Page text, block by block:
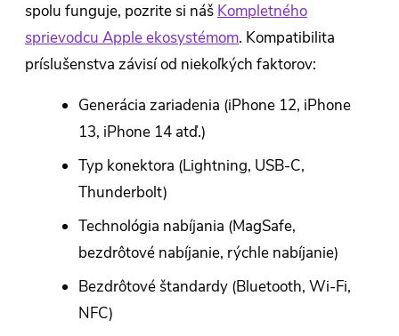
spolu funguje, pozrite si náš Kompletného
sprievodcu Apple ekosystémom. Kompatibilita
príslušenstva závisí od niekoľkých faktorov:
Generácia zariadenia (iPhone 12, iPhone
13, iPhone 14 atď.)
Typ konektora (Lightning, USB-C,
Thunderbolt)
Technológia nabíjania (MagSafe,
bezdrôtové nabíjanie, rýchle nabíjanie)
Bezdrôtové štandardy (Bluetooth, Wi-Fi,
NFC)